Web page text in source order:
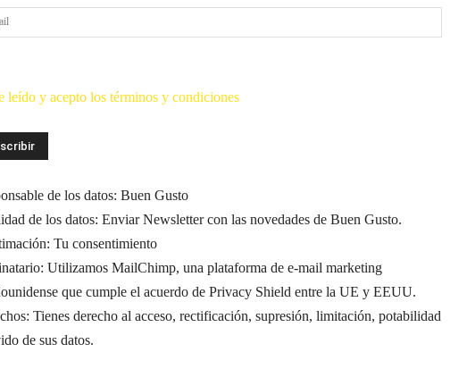
leído y acepto los términos y condiciones
de los datos: Buen Gusto
de los datos: Enviar Newsletter con las novedades de Buen Gusto.
Tu consentimiento
Utilizamos MailChimp, una plataforma de e-mail marketing
que cumple el acuerdo de Privacy Shield entre la UE y EEUU.
Tienes derecho al acceso, rectificación, supresión, limitación, potabilidad
de sus datos.